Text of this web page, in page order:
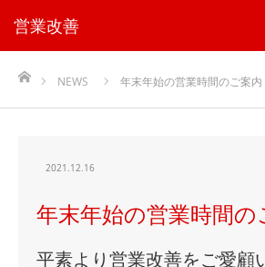
営業改善
ホーム
NEWS 年末年始の営業時間のご案内
2021.12.16
年末年始の営業時間の
平素より営業改善をご愛顧